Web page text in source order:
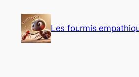
content
Les fourmis